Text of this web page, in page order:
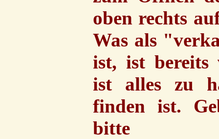
oben rechts
Was als
ist, ist bereits
ist alles zu
finden ist.
bitte